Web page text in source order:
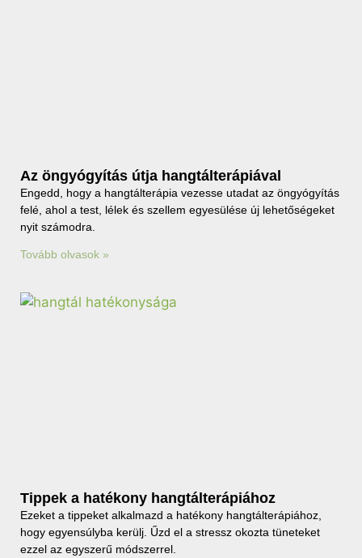
Az öngyógyítás útja hangtálterápiával
Engedd, hogy a hangtálterápia vezesse utadat az öngyógyítás
felé, ahol a test, lélek és szellem egyesülése új lehetőségeket
nyit számodra.
Tovább olvasok »
Tippek a hatékony hangtálterápiához
Ezeket a tippeket alkalmazd a hatékony hangtálterápiához,
hogy egyensúlyba kerülj. Űzd el a stressz okozta tüneteket
ezzel az egyszerű módszerrel.